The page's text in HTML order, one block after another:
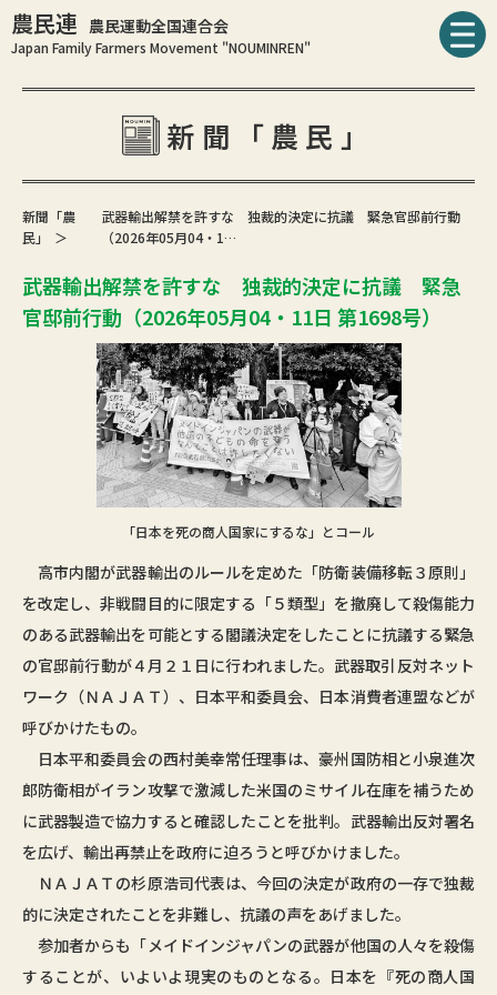
農民連 農民運動全国連合会
Japan Family Farmers Movement "NOUMINREN"
新聞「農民」
新聞「農
民」
武器輸出解禁を許すな 独裁的決定に抗議 緊急官邸前行動
（2026年05月04・1…
武器輸出解禁を許すな 独裁的決定に抗議 緊急
官邸前行動（2026年05月04・11日 第1698号）
「日本を死の商人国家にするな」とコール
高市内閣が武器輸出のルールを定めた「防衛装備移転３原則」
を改定し、非戦闘目的に限定する「５類型」を撤廃して殺傷能力
のある武器輸出を可能とする閣議決定をしたことに抗議する緊急
の官邸前行動が４月２１日に行われました。武器取引反対ネット
ワーク（ＮＡＪＡＴ）、日本平和委員会、日本消費者連盟などが
呼びかけたもの。
日本平和委員会の西村美幸常任理事は、豪州国防相と小泉進次
郎防衛相がイラン攻撃で激減した米国のミサイル在庫を補うため
に武器製造で協力すると確認したことを批判。武器輸出反対署名
を広げ、輸出再禁止を政府に迫ろうと呼びかけました。
ＮＡＪＡＴの杉原浩司代表は、今回の決定が政府の一存で独裁
的に決定されたことを非難し、抗議の声をあげました。
参加者からも「メイドインジャパンの武器が他国の人々を殺傷
することが、いよいよ現実のものとなる。日本を『死の商人国